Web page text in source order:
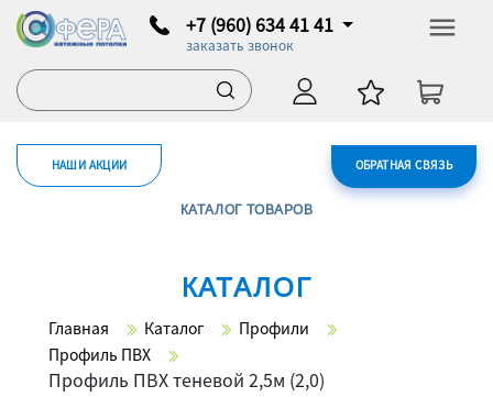
+7 (960) 634 41 41
заказать звонок
ОБРАТНАЯ СВЯЗЬ
НАШИ АКЦИИ
КАТАЛОГ ТОВАРОВ
КАТАЛОГ
Главная Каталог
Профили
Профиль ПВХ
Профиль ПВХ теневой 2,5м (2,0)